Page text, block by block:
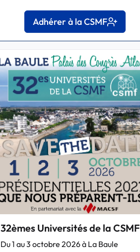
Adhérer à la CSMF
32èmes Universités de la CSMF
Du 1 au 3 octobre 2026 à La Baule